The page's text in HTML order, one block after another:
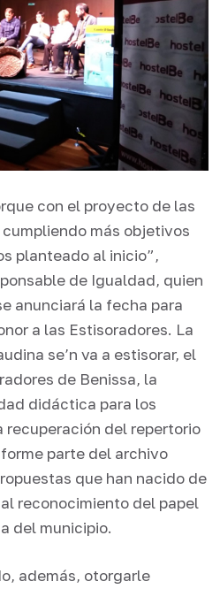
con el proyecto de las
más objetivos
planteado al inicio”,
de Igualdad, quien
anunciará la fecha para
a las Estisoradores. La
se’n va a estisorar, el
de Benissa, la
didáctica para los
del repertorio
parte del archivo
que han nacido de
reconocimiento del papel
del municipio.
además, otorgarle